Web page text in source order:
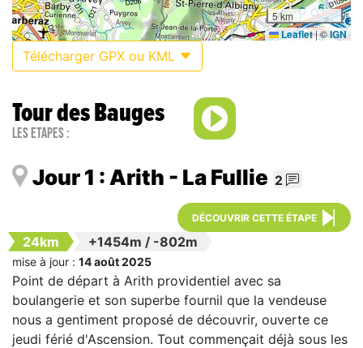
5 km
Leaflet|©IGN
Télécharger GPX ou KML
Tour des Bauges
Les étapes :
Jour 1 : Arith - La Fullie 2
DÉCOUVRIR CETTE ÉTAPE
24km +1454m / -802m
mise à jour : 14 août 2025
Point de départ à Arith providentiel avec sa
boulangerie et son superbe fournil que la vendeuse
nous a gentiment proposé de découvrir, ouverte ce
jeudi férié d'Ascension. Tout commençait déjà sous les